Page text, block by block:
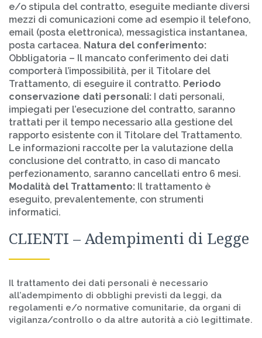
e/o stipula del contratto, eseguite mediante diversi
mezzi di comunicazioni come ad esempio il telefono,
email (posta elettronica), messagistica instantanea,
posta cartacea. Natura del conferimento:
Obbligatoria – Il mancato conferimento dei dati
comporterà l’impossibilità, per il Titolare del
Trattamento, di eseguire il contratto. Periodo
conservazione dati personali: I dati personali,
impiegati per l’esecuzione del contratto, saranno
trattati per il tempo necessario alla gestione del
rapporto esistente con il Titolare del Trattamento.
Le informazioni raccolte per la valutazione della
conclusione del contratto, in caso di mancato
perfezionamento, saranno cancellati entro 6 mesi.
Modalità del Trattamento: Il trattamento è
eseguito, prevalentemente, con strumenti
informatici.
CLIENTI – Adempimenti di Legge
Il trattamento dei dati personali è necessario
all’adempimento di obblighi previsti da leggi, da
regolamenti e/o normative comunitarie, da organi di
vigilanza/controllo o da altre autorità a ciò legittimate.